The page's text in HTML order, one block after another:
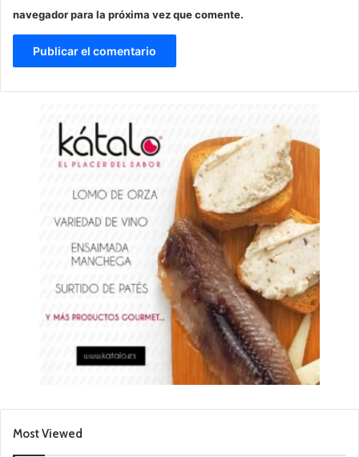
navegador para la próxima vez que comente.
Most Viewed